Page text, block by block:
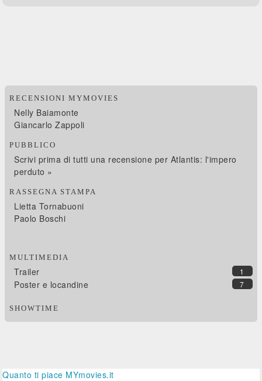
RECENSIONI MYMOVIES
Nelly Baiamonte
Giancarlo Zappoli
PUBBLICO
Scrivi prima di tutti una recensione per Atlantis: l'impero
perduto »
RASSEGNA STAMPA
Lietta Tornabuoni
Paolo Boschi
MULTIMEDIA
1
Trailer
7
Poster e locandine
SHOWTIME
Quanto ti piace MYmovies.it